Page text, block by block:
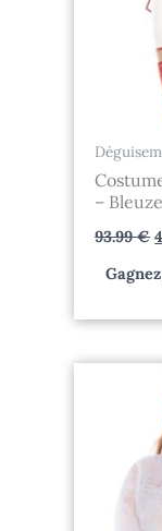
–
93.99€